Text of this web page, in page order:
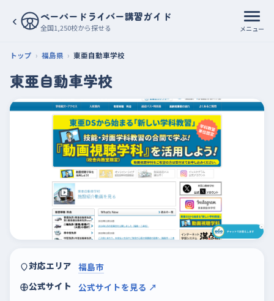
‹ ペーパードライバー講習ガイド
全国1,250校から探せる メニュー
トップ 福島県 東亜自動車学校
東亜自動車学校
対応エリア 福島市
公式サイト
公式サイトを見る ↗